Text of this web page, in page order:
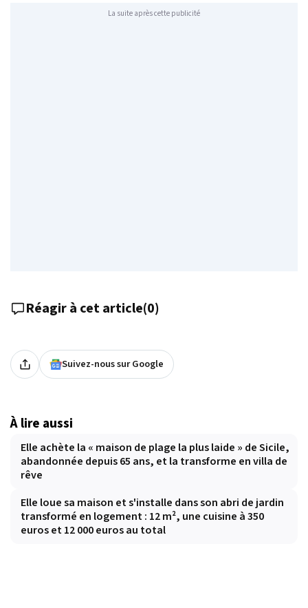
La suite après cette publicité
Réagir à cet article(0)
Suivez-nous sur Google
À lire aussi
Elle achète la « maison de plage la plus laide » de Sicile,
abandonnée depuis 65 ans, et la transforme en villa de
rêve
Elle loue sa maison et s'installe dans son abri de jardin
transformé en logement : 12 m², une cuisine à 350
euros et 12 000 euros au total